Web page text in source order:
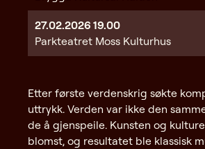
27.02.2026 19.00
Parkteatret Moss Kulturhus
Etter første verdenskrig søkte
uttrykk. Verden var ikke den
de å gjenspeile. Kunsten og
blomst, og resultatet ble klassisk